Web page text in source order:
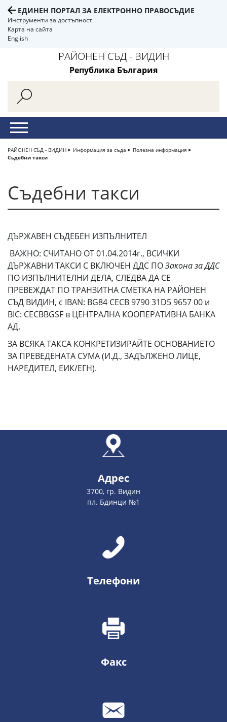
ЕДИНЕН ПОРТАЛ ЗА ЕЛЕКТРОННО ПРАВОСЪДИЕ
Инструменти за достъпност
Карта на сайта
English
РАЙОНЕН СЪД - ВИДИН
Република България
РАЙОНЕН СЪД - ВИДИН Информация за съда
Полезна информация
Съдебни такси
Съдебни такси
ДЪРЖАВЕН СЪДЕБЕН ИЗПЪЛНИТЕЛ
ВАЖНО: СЧИТАНО ОТ 01.04.2014г., ВСИЧКИ
ДЪРЖАВНИ ТАКСИ С ВКЛЮЧЕН ДДС ПОЗакона за ДДС
ПО ИЗПЪЛНИТЕЛНИ ДЕЛА, СЛЕДВА ДА СЕ
ПРЕВЕЖДАТ ПО ТРАНЗИТНА СМЕТКА НА РАЙОНЕН
СЪД ВИДИН, с IBAN: BG84 CECB 9790 31D5 9657 00 и
BIC: CECBBGSF в ЦЕНТРАЛНА КООПЕРАТИВНА БАНКА
АД.
ЗА ВСЯКА ТАКСА КОНКРЕТИЗИРАЙТЕ ОСНОВАНИЕТО
ЗА ПРЕВЕДЕНАТА СУМА (И.Д., ЗАДЪЛЖЕНО ЛИЦЕ,
НАРЕДИТЕЛ, ЕИК/ЕГН).
Адрес
3700, гр. Видин
пл. Бдинци №1
Телефони
Факс